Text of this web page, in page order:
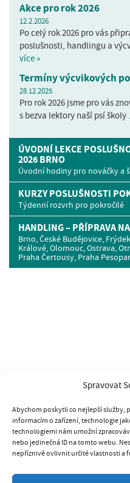
Spravovat
Abychom poskytli co nejlepší služby,
informacím o zařízení, technologie
technologiemi nám umožní
nebo jedinečná ID na tomto webu.
nepříznivě ovlivnit určité vlastnosti a
Akce pro rok 2026
12.2.2026
Po celý rok 2026 pro vás
poslušnosti, handlingu a
více »
Termíny výcvikových
28.12.2025
Pro rok 2026 jsme pro vás
s bezva lektory naší psí školy
ÚVODNÍ LEKCE
2026 BRNO
Úvodní hodiny pro nováčky a
KURZY POSLUŠNOSTI
Týdenní rozvrh pro pokročilé
HANDLING – PŘÍPRAVA
Brno, České Budějovice,
Králové, Olomouc, Ostrava,
Praha Čertousy, Praha